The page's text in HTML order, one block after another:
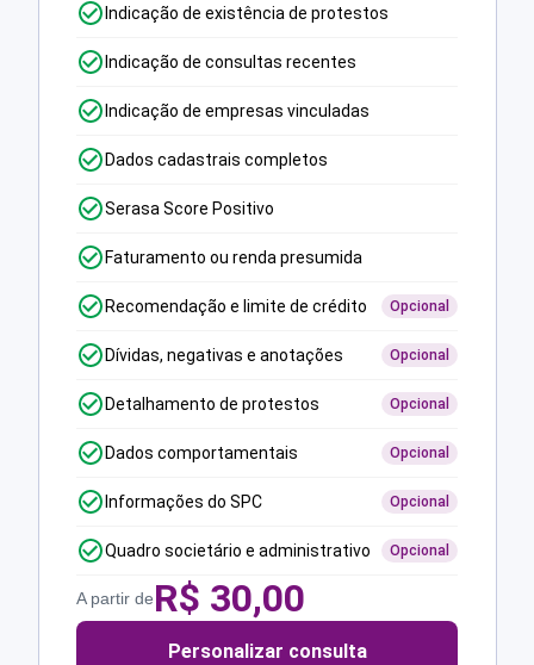
Indicação de existência de protestos
Indicação de consultas recentes
Indicação de empresas vinculadas
Dados cadastrais completos
Serasa Score Positivo
Faturamento ou renda presumida
Recomendação e limite de crédito Opcional
Dívidas, negativas e anotações Opcional
Detalhamento de protestos Opcional
Dados comportamentais Opcional
Informações do SPC Opcional
Quadro societário e administrativo Opcional
A partir deR$ 30,00
Personalizar consulta